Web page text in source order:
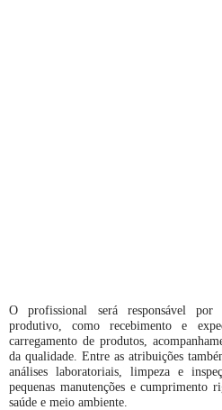
O profissional será responsável por
produtivo, como recebimento e
carregamento de produtos,
da qualidade. Entre as atribuições
análises laboratoriais, limpeza e
pequenas manutenções e cumprimento
saúde e meio ambiente.